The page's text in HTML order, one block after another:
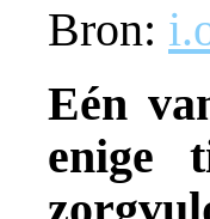
Bron:
Eén
enige